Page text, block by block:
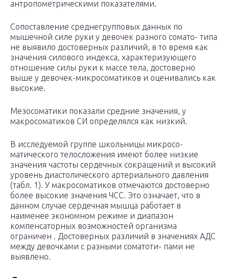
антропометрическими показателями.
Сопоставление среднегрупповых данных по
мышечной силе руки у девочек разного сомато- типа
не выявило достоверных различий, в то время как
значения силового индекса, характеризующего
отношение силы руки к массе тела, достоверно
выше у девочек-микросоматиков и оценивались как
высокие.
Мезосоматики показали средние значения, у
макросоматиков СИ определялся как низкий.
В исследуемой группе школьницы микросо-
матического телосложения имеют более низкие
значения частоты сердечных сокращений и высокий
уровень диастолического артериального давления
(табл. 1). У макросоматиков отмечаются достоверно
более высокие значения ЧСС. Это означает, что в
данном случае сердечная мышца работает в
наименее экономном режиме и диапазон
компенсаторных возможностей организма
ограничен . Достоверных различий в значениях АДС
между девочками с разными соматоти- пами не
выявлено.